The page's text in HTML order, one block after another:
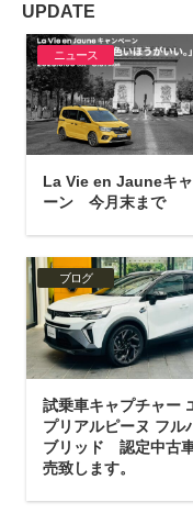
UPDATE
ニュース
La Vie en Jauneキ
ーン 今月末まで
ブログ
試乗車キャプチャー
プリアルピーヌ フル
ブリッド 認定中古
売致します。